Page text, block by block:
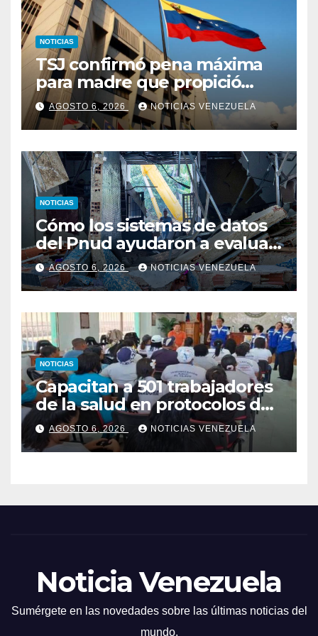
NOTICIAS
TSJ confirmó pena máxima
para madre que propició
abuso y asesinato de su hijo
AGOSTO 6, 2026 NOTICIAS VENEZUELA
NOTICIAS
Cómo los sistemas de datos
del Pnud ayudaron a evaluar
el sismo y tomar decisiones
AGOSTO 6, 2026 NOTICIAS VENEZUELA
NOTICIAS
Capacitan a 501 trabajadores
de la salud en protocolos de
vacunación para
campamentos
AGOSTO 6, 2026 NOTICIAS VENEZUELA
Noticia Venezuela
Sumérgete en las novedades sobre las últimas noticias del
mundo.